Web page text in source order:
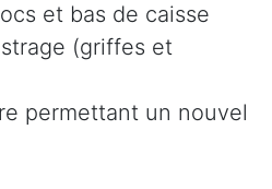
et bas de caisse
(griffes et
permettant un nouvel